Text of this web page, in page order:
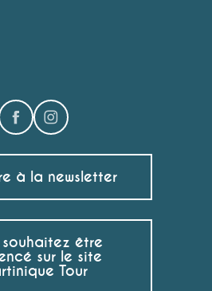
France)
à la newsletter
souhaitez être
sur le site
Tour